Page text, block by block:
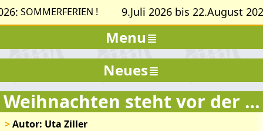
SOMMERFERIEN ! 9.Juli 2026 bis 22.August
Menu
Weihnachten steht vor der Tür!
>Autor: Uta Ziller
Neues